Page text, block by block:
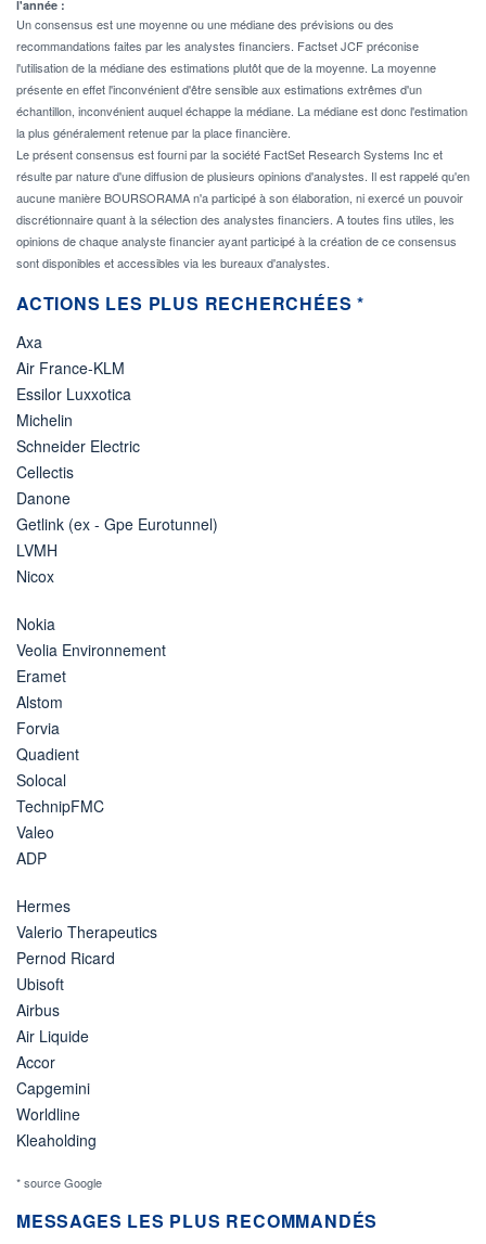
l'année :
Un consensus est une moyenne ou une médiane des prévisions ou des
recommandations faites par les analystes financiers. Factset JCF préconise
l'utilisation de la médiane des estimations plutôt que de la moyenne. La moyenne
présente en effet l'inconvénient d'être sensible aux estimations extrêmes d'un
échantillon, inconvénient auquel échappe la médiane. La médiane est donc l'estimation
la plus généralement retenue par la place financière.
Le présent consensus est fourni par la société FactSet Research Systems Inc et
résulte par nature d'une diffusion de plusieurs opinions d'analystes. Il est rappelé qu'en
aucune manière BOURSORAMA n'a participé à son élaboration, ni exercé un pouvoir
discrétionnaire quant à la sélection des analystes financiers. A toutes fins utiles, les
opinions de chaque analyste financier ayant participé à la création de ce consensus
sont disponibles et accessibles via les bureaux d'analystes.
ACTIONS LES PLUS RECHERCHÉES *
Axa
Air France-KLM
Essilor Luxxotica
Michelin
Schneider Electric
Cellectis
Danone
Getlink (ex - Gpe Eurotunnel)
LVMH
Nicox
Nokia
Veolia Environnement
Eramet
Alstom
Forvia
Quadient
Solocal
TechnipFMC
Valeo
ADP
Hermes
Valerio Therapeutics
Pernod Ricard
Ubisoft
Airbus
Air Liquide
Accor
Capgemini
Worldline
Kleaholding
* source Google
MESSAGES LES PLUS RECOMMANDÉS